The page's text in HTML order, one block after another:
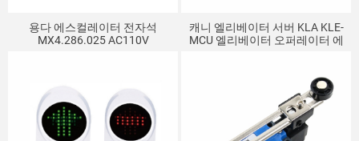
용다 에스컬레이터 전자석
MX4.286.025 AC110V
캐니 엘리베이터 서버 KLA KLE-
MCU 엘리베이터 오퍼레이터 에